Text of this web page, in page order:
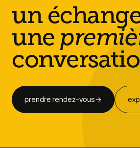
un
une
prendre rendez-vous→